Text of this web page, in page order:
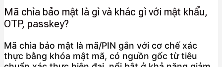
Mã chìa bảo mật là gì và khác gì với mật khẩu,
OTP, passkey?
Mã chìa bảo mật là mã/PIN gắn với cơ chế xác
thực bằng khóa mật mã, có nguồn gốc từ tiêu